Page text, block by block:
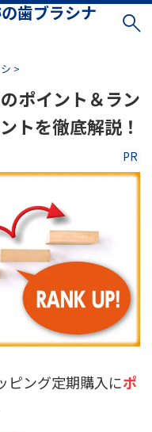
歯ブラシナ
>
ポイント＆ラン
トを徹底解説！
PR
ピング定期購入にポ